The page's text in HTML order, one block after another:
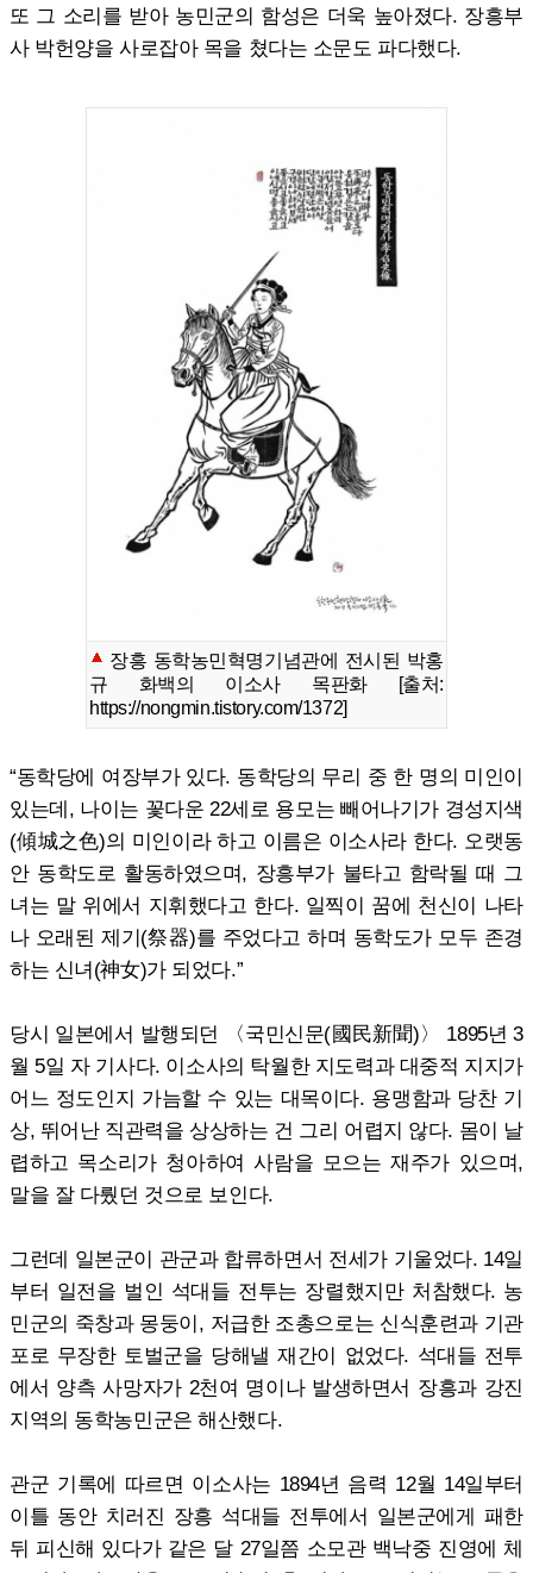
또 그 소리를 받아 농민군의 함성은 더욱 높아졌다. 장흥부
사 박헌양을 사로잡아 목을 쳤다는 소문도 파다했다.
장흥 동학농민혁명기념관에 전시된 박홍
규 화백의 이소사 목판화 [출처:
https://nongmin.tistory.com/1372]
“동학당에 여장부가 있다. 동학당의 무리 중 한 명의 미인이
있는데, 나이는 꽃다운 22세로 용모는 빼어나기가 경성지색
(傾城之色)의 미인이라 하고 이름은 이소사라 한다. 오랫동
안 동학도로 활동하였으며, 장흥부가 불타고 함락될 때 그
녀는 말 위에서 지휘했다고 한다. 일찍이 꿈에 천신이 나타
나 오래된 제기(祭器)를 주었다고 하며 동학도가 모두 존경
하는 신녀(神女)가 되었다.”
당시 일본에서 발행되던 〈국민신문(國民新聞)〉 1895년 3
월 5일 자 기사다. 이소사의 탁월한 지도력과 대중적 지지가
어느 정도인지 가늠할 수 있는 대목이다. 용맹함과 당찬 기
상, 뛰어난 직관력을 상상하는 건 그리 어렵지 않다. 몸이 날
렵하고 목소리가 청아하여 사람을 모으는 재주가 있으며,
말을 잘 다뤘던 것으로 보인다.
그런데 일본군이 관군과 합류하면서 전세가 기울었다. 14일
부터 일전을 벌인 석대들 전투는 장렬했지만 처참했다. 농
민군의 죽창과 몽둥이, 저급한 조총으로는 신식훈련과 기관
포로 무장한 토벌군을 당해낼 재간이 없었다. 석대들 전투
에서 양측 사망자가 2천여 명이나 발생하면서 장흥과 강진
지역의 동학농민군은 해산했다.
관군 기록에 따르면 이소사는 1894년 음력 12월 14일부터
이틀 동안 치러진 장흥 석대들 전투에서 일본군에게 패한
뒤 피신해 있다가 같은 달 27일쯤 소모관 백낙중 진영에 체